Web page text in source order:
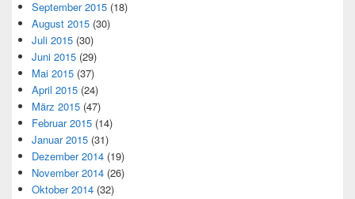
September 2015 (18)
August 2015 (30)
Juli 2015 (30)
Juni 2015 (29)
Mai 2015 (37)
April 2015 (24)
März 2015 (47)
Februar 2015 (14)
Januar 2015 (31)
Dezember 2014 (19)
November 2014 (26)
Oktober 2014 (32)